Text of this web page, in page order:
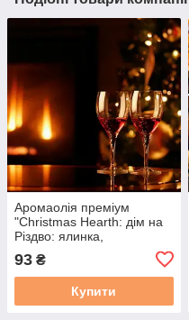
Аромаолія преміум
"Christmas Hearth: дім на
Різдво: ялинка,
мандарини, камін, лікер",
США, 10 г - 100г,
"Christmas Hearth". CS
93 ₴
Купити